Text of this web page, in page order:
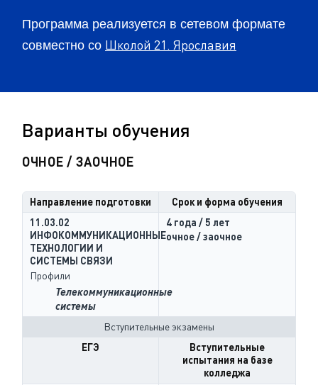
Программа реализуется в сетевом формате
совместно со Школой 21. Ярославия
Варианты обучения
ОЧНОЕ / ЗАОЧНОЕ
Направление подготовки
Срок и форма обучения
11.03.02
ИНФОКОММУНИКАЦИОННЫЕ
ТЕХНОЛОГИИ И
СИСТЕМЫ СВЯЗИ
Профили
Телекоммуникационные
системы
4 года / 5 лет
очное / заочное
Вступительные экзамены
ЕГЭ
Вступительные
испытания на базе
колледжа